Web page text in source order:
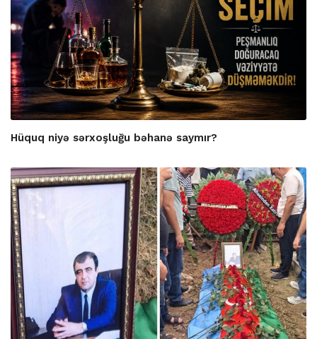
Hüquq niyə sərxoşluğu bəhanə saymır?